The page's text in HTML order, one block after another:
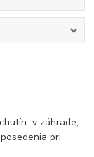
v záhrade,
pri